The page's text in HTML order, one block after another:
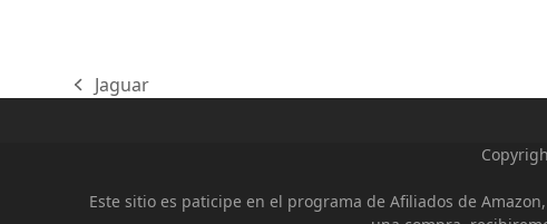
previous
Jaguar
Este sitio es paticipe en el programa de Afiliados de